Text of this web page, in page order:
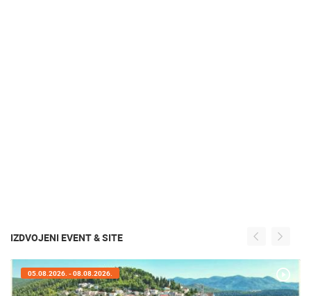
IZDVOJENI EVENT & SITE
05.08.2026. - 08.08.2026.